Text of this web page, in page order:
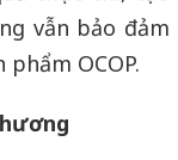
vẫn bảo đảm
OCOP.